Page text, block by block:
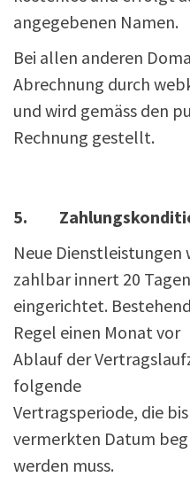
angegebenen Namen.
Bei allen anderen
Abrechnung durch
und wird gemäss den
Rechnung gestellt.
5.
Neue Dienstleistungen
zahlbar innert 20 Tagen
eingerichtet.
Regel einen Monat vor
Ablauf der
folgende
Vertragsperiode, die
vermerkten Datum
werden muss.